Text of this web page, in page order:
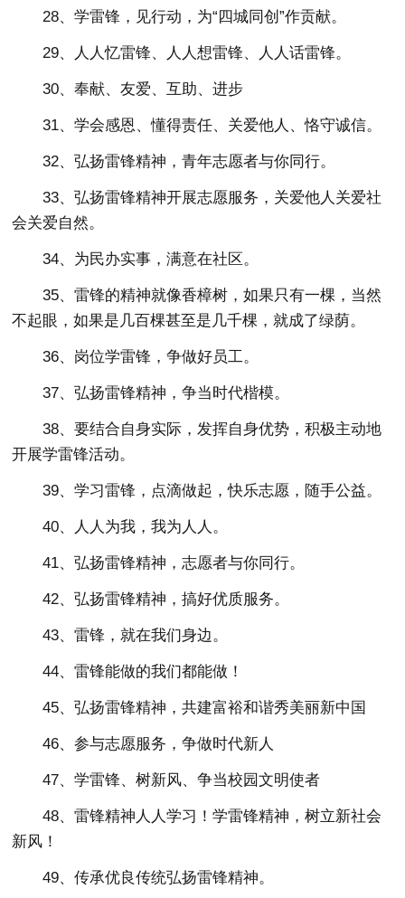
28、学雷锋，见行动，为“四城同创”作贡献。
29、人人忆雷锋、人人想雷锋、人人话雷锋。
30、奉献、友爱、互助、进步
31、学会感恩、懂得责任、关爱他人、恪守诚信。
32、弘扬雷锋精神，青年志愿者与你同行。
33、弘扬雷锋精神开展志愿服务，关爱他人关爱社
会关爱自然。
34、为民办实事，满意在社区。
35、雷锋的精神就像香樟树，如果只有一棵，当然
不起眼，如果是几百棵甚至是几千棵，就成了绿荫。
36、岗位学雷锋，争做好员工。
37、弘扬雷锋精神，争当时代楷模。
38、要结合自身实际，发挥自身优势，积极主动地
开展学雷锋活动。
39、学习雷锋，点滴做起，快乐志愿，随手公益。
40、人人为我，我为人人。
41、弘扬雷锋精神，志愿者与你同行。
42、弘扬雷锋精神，搞好优质服务。
43、雷锋，就在我们身边。
44、雷锋能做的我们都能做！
45、弘扬雷锋精神，共建富裕和谐秀美丽新中国
46、参与志愿服务，争做时代新人
47、学雷锋、树新风、争当校园文明使者
48、雷锋精神人人学习！学雷锋精神，树立新社会
新风！
49、传承优良传统弘扬雷锋精神。